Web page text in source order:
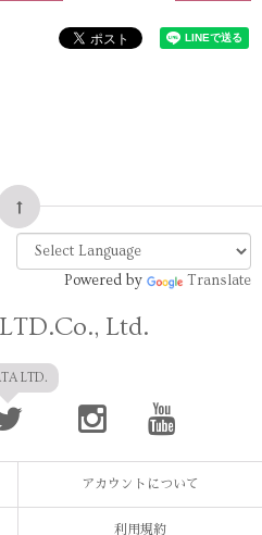
Powered by Translate
Ltd.
LTD.
アカウントについて
利用規約